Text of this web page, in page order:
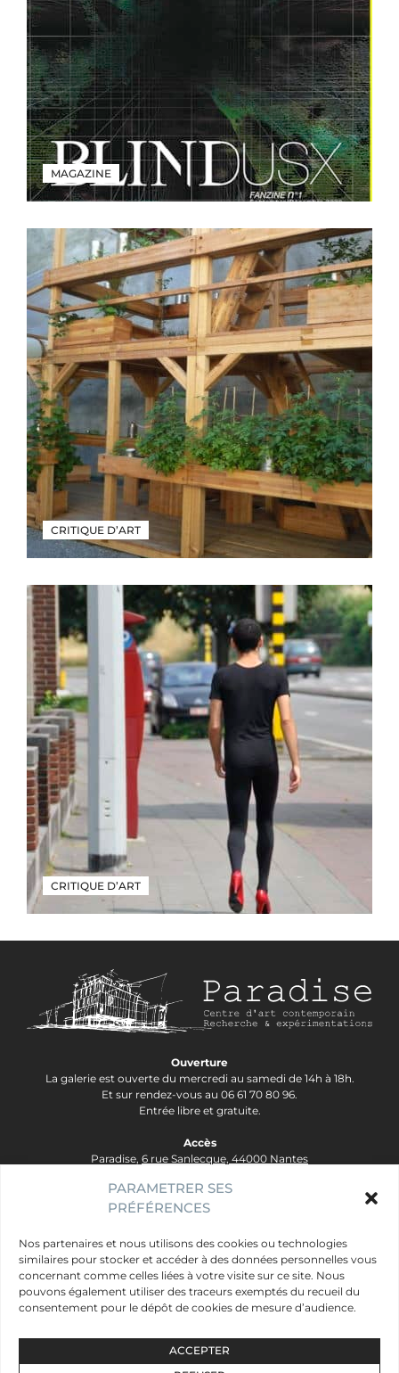
PARAMETRER SES
PRÉFÉRENCES
Nos partenaires et nous utilisons des cookies ou technologies
similaires pour stocker et accéder à des données personnelles vous
concernant comme celles liées à votre visite sur ce site. Nous
pouvons également utiliser des traceurs exemptés du recueil du
consentement pour le dépôt de cookies de mesure d’audience.
ACCEPTER
MAGAZINE
CRITIQUE D’ART
CRITIQUE D’ART
Ouverture
La galerie est ouverte du mercredi au samedi de 14h à 18h.
Et sur rendez-vous au 06 61 70 80 96.
Entrée libre et gratuite.
Accès
Paradise, 6 rue Sanlecque, 44000 Nantes
contact@galerie-paradise.fr
Paradise
Artistes
Évènements
Publics
Mentions légales